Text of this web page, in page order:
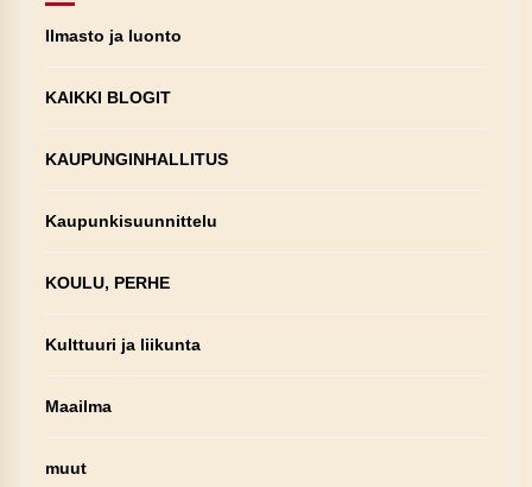
Ilmasto ja luonto
KAIKKI BLOGIT
KAUPUNGINHALLITUS
Kaupunkisuunnittelu
KOULU, PERHE
Kulttuuri ja liikunta
Maailma
muut